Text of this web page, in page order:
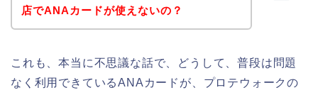
店でANAカードが使えないの？
これも、本当に不思議な話で、どうして、普段は問題
なく利用できているANAカードが、プロテウォークの